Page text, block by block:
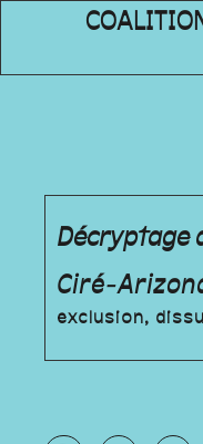
Décryptage
Ciré-
exclusion,